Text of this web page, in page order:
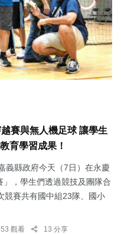
賽與無人機足球 讓學生
育學習成果！
義縣政府今天（7日）在永慶
，學生們透過競技及團隊合
賽共有國中組23隊、國小
觀看 13 分享